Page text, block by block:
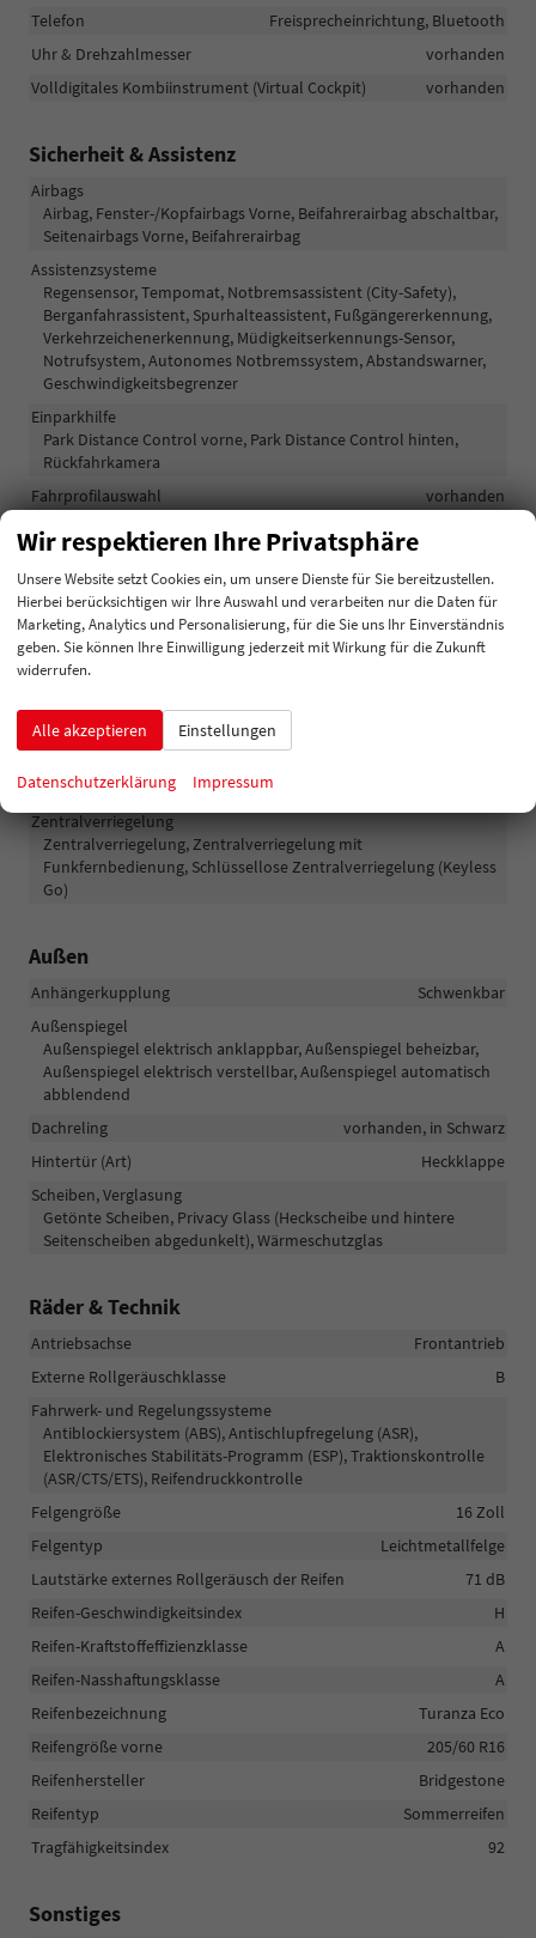
Telefon
Freisprecheinrichtung, Bluetooth
Uhr & Drehzahlmesser
vorhanden
Volldigitales Kombiinstrument (Virtual Cockpit)
vorhanden
Sicherheit & Assistenz
Airbags
Airbag, Fenster-/Kopfairbags Vorne, Beifahrerairbag abschaltbar,
Seitenairbags Vorne, Beifahrerairbag
Assistenzsysteme
Regensensor, Tempomat, Notbremsassistent (City-Safety),
Berganfahrassistent, Spurhalteassistent, Fußgängererkennung,
Verkehrzeichenerkennung, Müdigkeitserkennungs-Sensor,
Notrufsystem, Autonomes Notbremssystem, Abstandswarner,
Geschwindigkeitsbegrenzer
Einparkhilfe
Park Distance Control vorne, Park Distance Control hinten,
Rückfahrkamera
Fahrprofilauswahl
vorhanden
Innenspiegel automatisch abblendend
Lichttechnik
Kurvenlicht, Lichtsensor, Nebelscheinwerfer, Tagfahrlicht,
Nebelscheinwerfer mit Kurvenlicht, LED-Rückleuchten, LED-
Scheinwerfer, Fernlichtassistent, LED-Tagfahrlicht, Blendfreies
Pannenhilfe
Start/Stop-Automatik
Waschwasserstandsanzeige
Zentralverriegelung
Zentralverriegelung, Zentralverriegelung mit
Funkfernbedienung, Schlüssellose Zentralverriegelung (Keyless
Go)
Außen
Anhängerkupplung
Schwenkbar
Außenspiegel
Außenspiegel elektrisch anklappbar, Außenspiegel beheizbar,
Außenspiegel elektrisch verstellbar, Außenspiegel automatisch
abblendend
Dachreling
vorhanden, in Schwarz
Hintertür (Art)
Heckklappe
Scheiben, Verglasung
Getönte Scheiben, Privacy Glass (Heckscheibe und hintere
Seitenscheiben abgedunkelt), Wärmeschutzglas
Räder & Technik
Antriebsachse
Frontantrieb
Externe Rollgeräuschklasse
B
Fahrwerk- und Regelungssysteme
Antiblockiersystem (ABS), Antischlupfregelung (ASR),
Elektronisches Stabilitäts-Programm (ESP), Traktionskontrolle
(ASR/CTS/ETS), Reifendruckkontrolle
Felgengröße
16 Zoll
Felgentyp
Leichtmetallfelge
Lautstärke externes Rollgeräusch der Reifen
71 dB
Reifen-Geschwindigkeitsindex
H
Reifen-Kraftstoffeffizienzklasse
A
Reifen-Nasshaftungsklasse
A
Reifenbezeichnung
Turanza Eco
Reifengröße vorne
205/60 R16
Reifenhersteller
Bridgestone
Reifentyp
Sommerreifen
Tragfähigkeitsindex
92
Sonstiges
Wir respektieren Ihre Privatsphäre
Unsere Website setzt Cookies ein, um unsere Dienste für Sie bereitzustellen.
Hierbei berücksichtigen wir Ihre Auswahl und verarbeiten nur die Daten für
Marketing, Analytics und Personalisierung, für die Sie uns Ihr Einverständnis
geben. Sie können Ihre Einwilligung jederzeit mit Wirkung für die Zukunft
widerrufen.
Alle akzeptieren Einstellungen
Datenschutzerklärung Impressum